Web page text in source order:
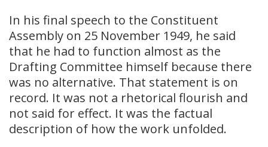
In his final speech to the Constituent
Assembly on 25 November 1949, he said
that he had to function almost as the
Drafting Committee himself because there
was no alternative. That statement is on
record. It was not a rhetorical flourish and
not said for effect. It was the factual
description of how the work unfolded.